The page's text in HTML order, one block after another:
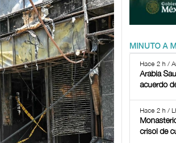
MINUTO A
Hace 2 h /
Arabia
acuerdo
Hace 2 h /
crisol de